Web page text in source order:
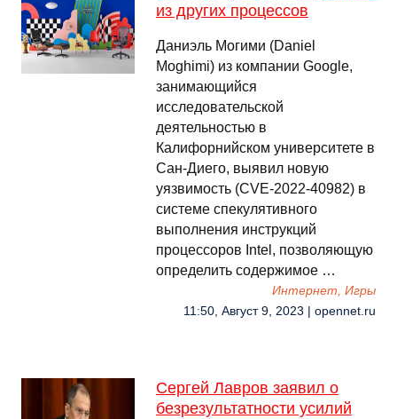
из других процессов
Даниэль Могими (Daniel
Moghimi) из компании Google,
занимающийся
исследовательской
деятельностью в
Калифорнийском университете в
Сан-Диего, выявил новую
уязвимость (CVE-2022-40982) в
системе спекулятивного
выполнения инструкций
процессоров Intel, позволяющую
определить содержимое …
Интернет, Игры
11:50, Август 9, 2023 | opennet.ru
Сергей Лавров заявил о
безрезультатности усилий